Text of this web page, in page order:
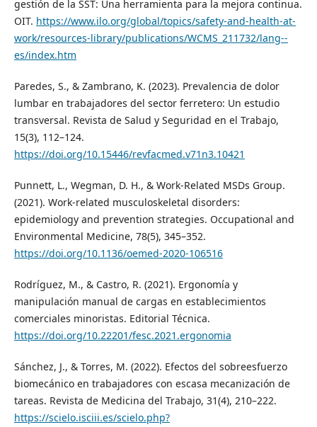
gestión de la SST: Una herramienta para la mejora continua.
OIT. https://www.ilo.org/global/topics/safety-and-health-at-
work/resources-library/publications/WCMS_211732/lang--
es/index.htm
Paredes, S., & Zambrano, K. (2023). Prevalencia de dolor
lumbar en trabajadores del sector ferretero: Un estudio
transversal. Revista de Salud y Seguridad en el Trabajo,
15(3), 112–124.
https://doi.org/10.15446/revfacmed.v71n3.10421
Punnett, L., Wegman, D. H., & Work-Related MSDs Group.
(2021). Work-related musculoskeletal disorders:
epidemiology and prevention strategies. Occupational and
Environmental Medicine, 78(5), 345–352.
https://doi.org/10.1136/oemed-2020-106516
Rodríguez, M., & Castro, R. (2021). Ergonomía y
manipulación manual de cargas en establecimientos
comerciales minoristas. Editorial Técnica.
https://doi.org/10.22201/fesc.2021.ergonomia
Sánchez, J., & Torres, M. (2022). Efectos del sobreesfuerzo
biomecánico en trabajadores con escasa mecanización de
tareas. Revista de Medicina del Trabajo, 31(4), 210–222.
https://scielo.isciii.es/scielo.php?